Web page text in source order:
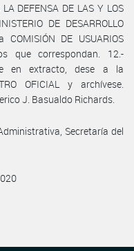
DEFENSA DE LAS Y LOS
DE DESARROLLO
DE USUARIOS
que correspondan. 12.-
en extracto, dese a la
OFICIAL y archívese.
J. Basualdo Richards.
Secretaría del